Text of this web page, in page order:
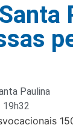
Paulina
19h32